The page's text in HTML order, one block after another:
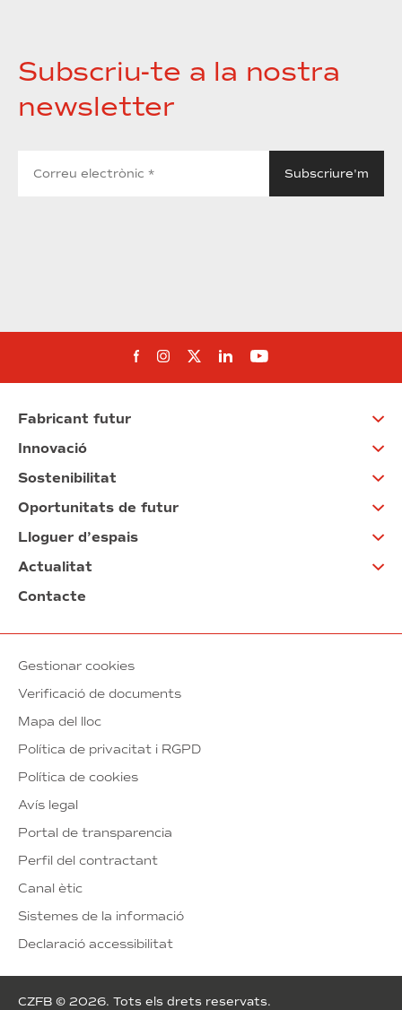
Subscriu-te a la nostra
newsletter
Segueix-nos al Facebook
Segueix-nos a Instagram
Segueix-nos a Twitter
Segueix-nos a
Segueix-nos a
Fabricant futur
Innovació
Sostenibilitat
Oportunitats de futur
Lloguer d’espais
Actualitat
Contacte
Gestionar cookies
Verificació de documents
Mapa del lloc
Política de privacitat i RGPD
Política de cookies
Avís legal
Portal de transparencia
Perfil del contractant
Canal ètic
Sistemes de la informació
Declaració accessibilitat
CZFB © 2026. Tots els drets reservats.